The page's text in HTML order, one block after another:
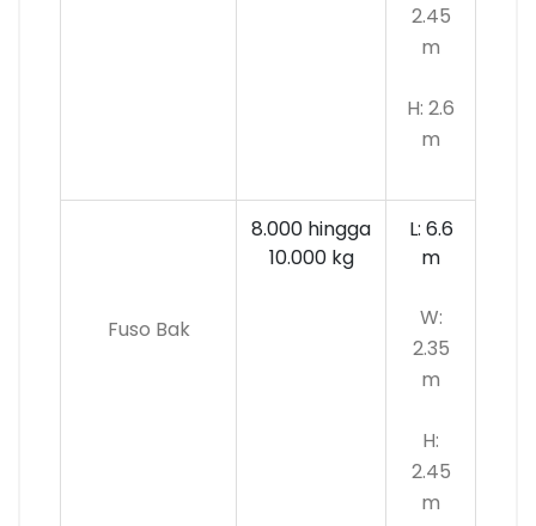
2.45
m
H: 2.6
m
Fuso Bak
8.000 hingga
10.000kg
L: 6.6
m
W:
2.35
m
H:
2.45
m